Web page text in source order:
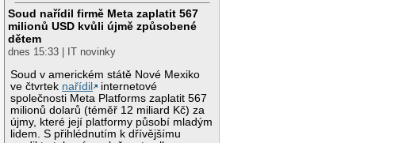
Soud nařídil firmě Meta zaplatit 567
milionů USD kvůli újmě způsobené
dětem
dnes 15:33 | IT novinky
Soud v americkém státě Nové Mexiko
ve čtvrtek nařídil
internetové
společnosti Meta Platforms zaplatit 567
milionů dolarů (téměř 12 miliard Kč) za
újmy, které její platformy působí mladým
lidem. S přihlédnutím k dřívějšímu